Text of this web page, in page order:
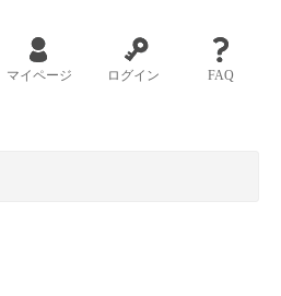
マイページ ログイン FAQ